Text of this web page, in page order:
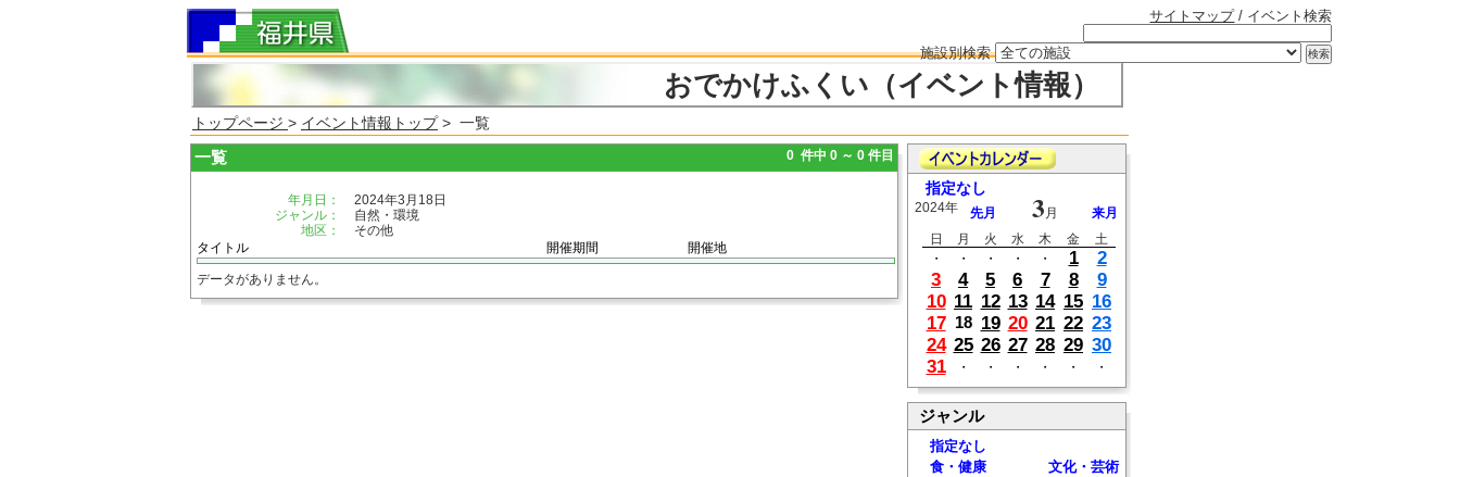
サイトマップ/ イベント検索
施設別検索
おでかけふくい（イベント情報）
トップページ > イベント情報トップ> 一覧
一覧 0 件中 0 ～ 0 件目
年月日：
2024年3月18日
ジャンル：
自然・環境
地区：
その他
タイトル
開催期間 開催地
データがありません。
指定なし
2024年 先月 3 月
来月
日
月 火 水 木 金
土
・
・ ・ ・ ・ 1
2
3
4 5 6 7 8
9
10 11 12 13 14 15 16
17 18 19 20 21 22 23
24 25 26 27 28 29 30
31
・ ・ ・ ・ ・ ・
ジャンル
指定なし
食・健康
文化・芸術